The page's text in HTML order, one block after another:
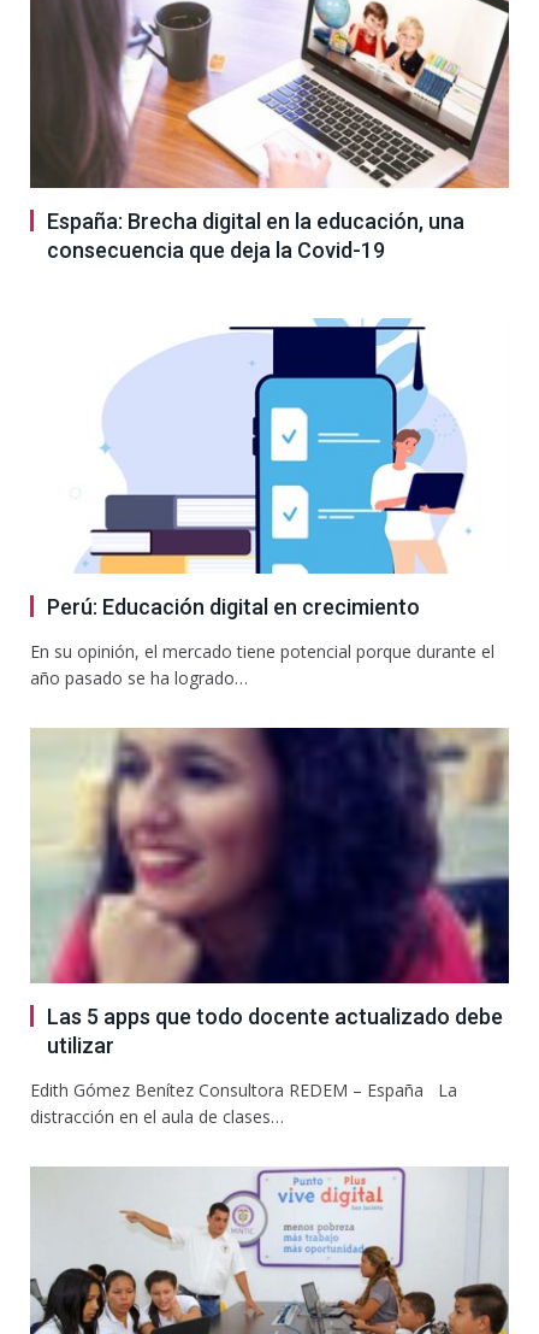
España: Brecha digital en la educación, una
consecuencia que deja la Covid-19
Perú: Educación digital en crecimiento
En su opinión, el mercado tiene potencial porque durante el
año pasado se ha logrado…
Las 5 apps que todo docente actualizado debe
utilizar
Edith Gómez Benítez Consultora REDEM – España La
distracción en el aula de clases…